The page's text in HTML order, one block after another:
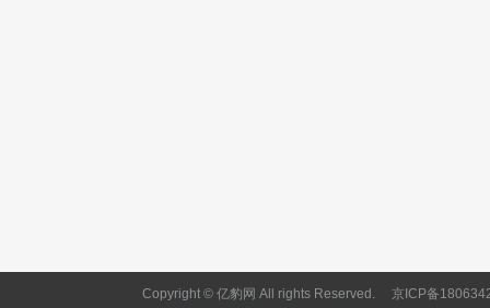
Copyright © 亿豹网 All rights Reserved. 京ICP备